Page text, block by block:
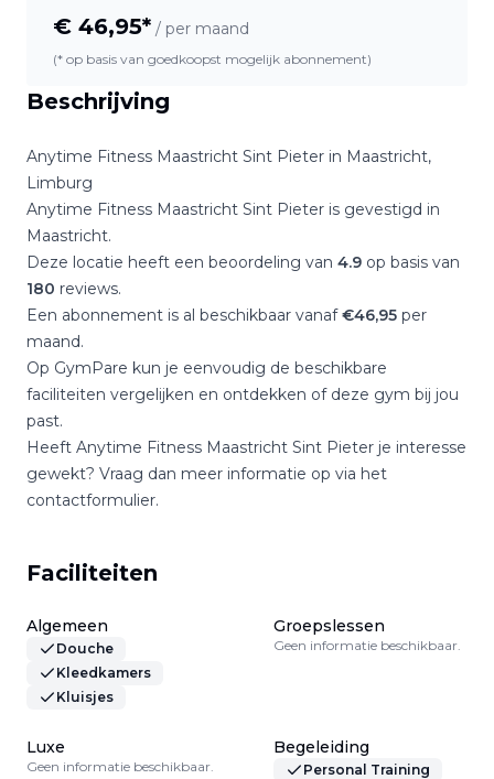
Beschrijving
Anytime Fitness Maastricht Sint Pieter in Maastricht,
Limburg
Anytime Fitness Maastricht Sint Pieter is gevestigd in
Maastricht.
Deze locatie heeft een beoordeling van 4.9 op basis van
180 reviews.
Een abonnement is al beschikbaar vanaf€46,95 per
maand.
Op GymPare kun je eenvoudig de beschikbare
faciliteiten vergelijken en ontdekken of deze gym bij jou
past.
Heeft Anytime Fitness Maastricht Sint Pieter je interesse
gewekt? Vraag dan meer informatie op via het
contactformulier.
Faciliteiten
Algemeen
Douche
Kleedkamers
Kluisjes
Groepslessen
Geen informatie beschikbaar.
Luxe
Geen informatie beschikbaar.
Begeleiding
Personal Training
€ 46,95* / per maand
(* op basis van goedkoopst mogelijk abonnement)